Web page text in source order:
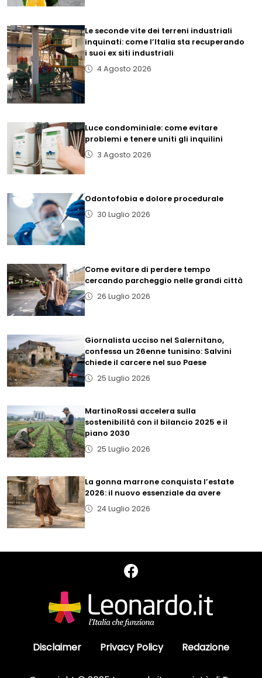
Le seconde vite dei terreni industriali
inquinati: come l’Italia sta recuperando
i suoi ex siti industriali
4 Agosto 2026
Luce condominiale: come evitare
problemi e tenere uniti gli inquilini
3 Agosto 2026
Odontofobia e dolore procedurale
30 Luglio 2026
Come evitare di perdere tempo
cercando parcheggio nelle grandi città
26 Luglio 2026
Giornalista ucciso nel Salernitano,
confessa un 26enne tunisino: Salvini
chiede il carcere nel suo Paese
25 Luglio 2026
MartinoRossi accelera sulla
sostenibilità con il bilancio 2025 e il
piano 2030
25 Luglio 2026
La gonna marrone conquista l’estate
2026: il nuovo essenziale da avere
24 Luglio 2026
Disclaimer Privacy Policy Redazione